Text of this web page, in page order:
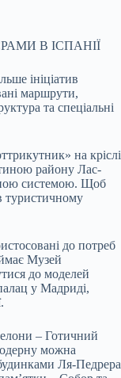
В ІСПАНІЇ
ініціатив
маршрути,
та спеціальні
на кріслі
району Лас-
системою. Щоб
туристичному
до потреб
Музей
до моделей
у Мадриді,
– Готичний
можна
Ля-Педрера